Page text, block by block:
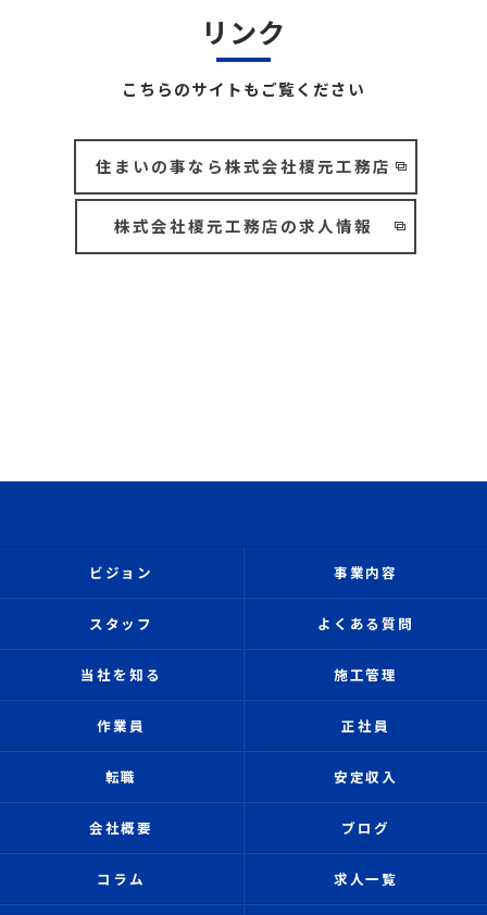
こちらのサイトもご覧ください
リンク
住まいの事なら株式会社榎元工務店
株式会社榎元工務店の求人情報
ビジョン 事業内容
スタッフ よくある質問
当社を知る 施工管理
作業員 正社員
転職 安定収入
会社概要 ブログ
コラム 求人一覧